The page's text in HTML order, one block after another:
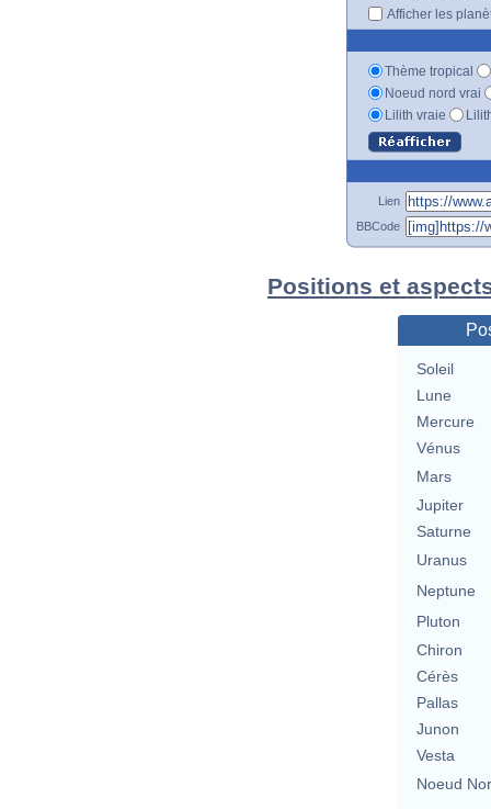
Afficher les
Thème tropical
Noeud nord vrai
Lilith vraie
Lien
BBCode
Positions et
Soleil
Lune
Mercure
Vénus
Mars
Jupiter
Saturne
Uranus
Neptune
Pluton
Chiron
Cérès
Pallas
Junon
Vesta
Noeud